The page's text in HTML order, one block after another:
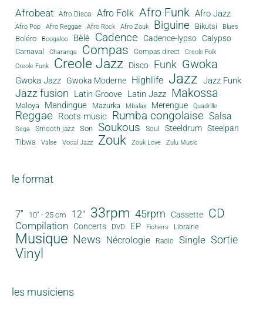
Afrobeat Afro Disco Afro Folk Afro Funk Afro Jazz
Afro Pop Afro Reggae Afro Rock Afro Zouk Biguine Bikutsi Blues
Boléro Boogaloo Bèlè Cadence Cadence-lypso Calypso
Carnaval Charanga Compas Compas direct
Creole Folk
Creole Funk
Creole Jazz Disco Funk Gwoka
Gwoka Jazz Gwoka Moderne Highlife Jazz Jazz Funk
Jazz fusion Latin Groove Latin Jazz Makossa
Maloya Mandingue Mazurka Mbalax Merengue Quadrille
Reggae Roots music Rumba congolaise Salsa
Sega Smooth jazz Son Soukous Soul Steeldrum Steelpan
Tibwa Valse Vocal Jazz Zouk Zouk Love Zulu Music
le format
7" 10" - 25 cm 12" 33rpm 45rpm Cassette CD
Compilation Concerts DVD EP Fichiers Librairie
Musique News Nécrologie Radio Single Sortie
Vinyl
les musiciens